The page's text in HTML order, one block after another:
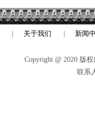
关于我们 新闻
Copyright @ 2020 版
联系